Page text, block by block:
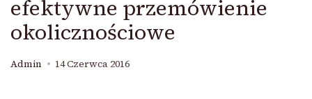
efektywne przemówienie
okolicznościowe
Admin 14 Czerwca 2016